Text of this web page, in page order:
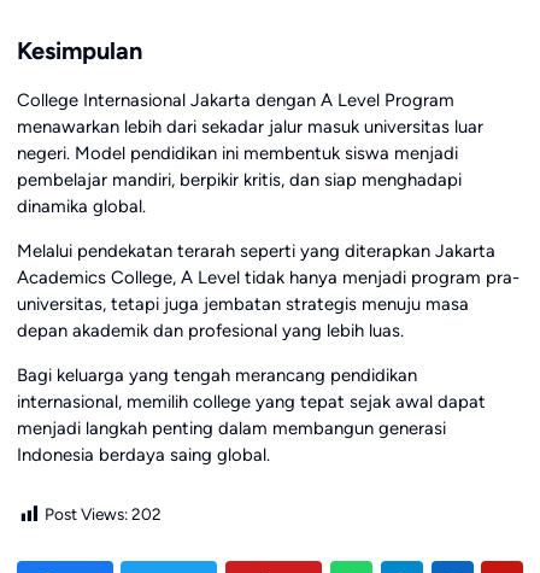
Kesimpulan
College Internasional Jakarta dengan A Level Program
menawarkan lebih dari sekadar jalur masuk universitas luar
negeri. Model pendidikan ini membentuk siswa menjadi
pembelajar mandiri, berpikir kritis, dan siap menghadapi
dinamika global.
Melalui pendekatan terarah seperti yang diterapkan Jakarta
Academics College, A Level tidak hanya menjadi program pra-
universitas, tetapi juga jembatan strategis menuju masa
depan akademik dan profesional yang lebih luas.
Bagi keluarga yang tengah merancang pendidikan
internasional, memilih college yang tepat sejak awal dapat
menjadi langkah penting dalam membangun generasi
Indonesia berdaya saing global.
Post Views: 202